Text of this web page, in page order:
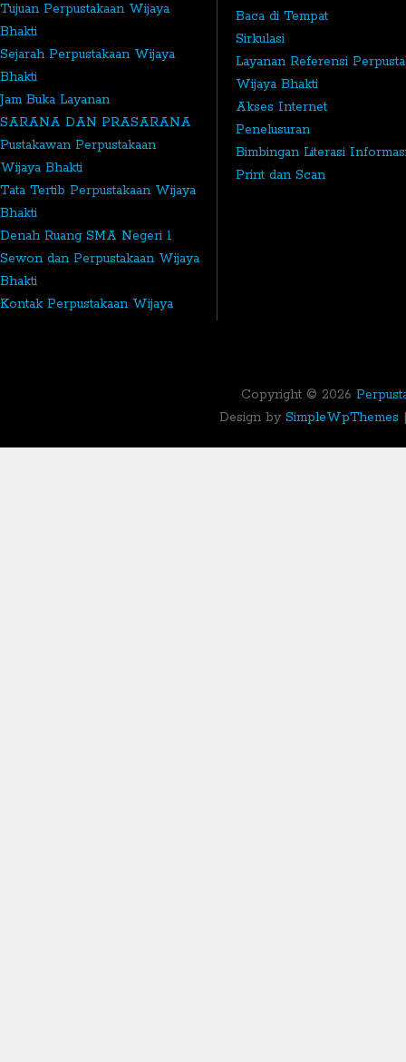
Tujuan Perpustakaan Wijaya
Bhakti
Sejarah Perpustakaan Wijaya
Bhakti
Jam Buka Layanan
SARANA DAN PRASARANA
Pustakawan Perpustakaan
Wijaya Bhakti
Tata Tertib Perpustakaan Wijaya
Bhakti
Denah Ruang SMA Negeri 1
Sewon dan Perpustakaan Wijaya
Bhakti
Kontak Perpustakaan Wijaya
Baca di Tempat
Sirkulasi
Layanan Referensi
Wijaya Bhakti
Akses Internet
Penelusuran
Bimbingan Literasi
Print dan Scan
Copyright © 2026
Design bySimpleWpThemes